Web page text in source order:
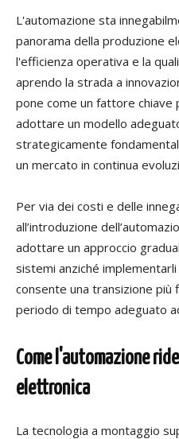
L'automazione sta
panorama della produzione
l'efficienza operativa e la
aprendo la strada a
pone come un fattore chiave
adottare un modello adeguat
strategicamente
un mercato in continua
Per via dei costi e delle
all’introduzione
adottare un approccio
sistemi anziché
consente una transizione più
periodo di tempo adeguato
Come l'automazione
elettronica
La tecnologia a montaggio